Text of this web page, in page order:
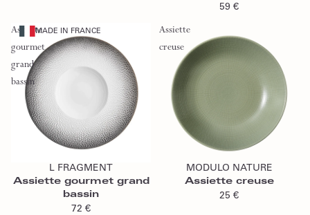
59 €
Assiette
gourmet
grand
bassin
MADE IN FRANCE
Ajouter au panier
L FRAGMENT
Assiette gourmet grand
bassin
72 €
Assiette
creuse
Ajouter au panier
MODULO NATURE
Assiette creuse
25 €